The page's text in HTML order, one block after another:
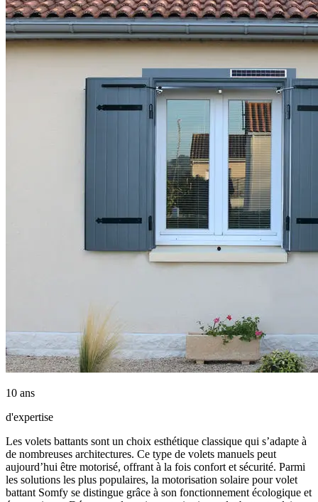
10 ans
d'expertise
Les volets battants sont un choix esthétique classique qui s’adapte à
de nombreuses architectures. Ce type de volets manuels peut
aujourd’hui être motorisé, offrant à la fois confort et sécurité. Parmi
les solutions les plus populaires, la motorisation solaire pour volet
battant Somfy se distingue grâce à son fonctionnement écologique et